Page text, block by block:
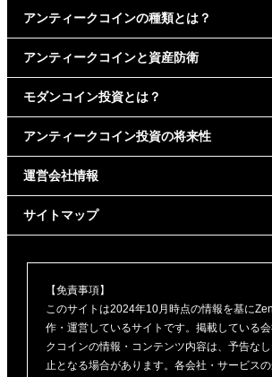
アンティークコインの種類とは？
アンティークコインと資産防衛
モダンコイン投資とは？
アンティークコイン投資の将来性
運営会社情報
サイトマップ
【免責事項】
このサイトは2024年10月時点の情報を基に
作・運営しているサイトです。掲載している
クコインの情報・コンテンツ内容は、予告な
止となる場合があります。各会社・サービス